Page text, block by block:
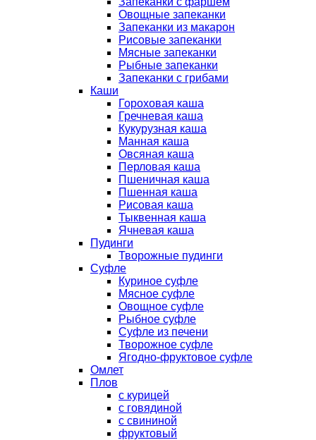
Овощные запеканки
Запеканки из макарон
Рисовые запеканки
Мясные запеканки
Рыбные запеканки
Запеканки с грибами
Каши
Гороховая каша
Гречневая каша
Кукурузная каша
Манная каша
Овсяная каша
Перловая каша
Пшеничная каша
Пшенная каша
Рисовая каша
Тыквенная каша
Ячневая каша
Пудинги
Творожные пудинги
Суфле
Куриное суфле
Мясное суфле
Овощное суфле
Рыбное суфле
Суфле из печени
Творожное суфле
Ягодно-фруктовое суфле
Омлет
Плов
с курицей
с говядиной
с свининой
фруктовый